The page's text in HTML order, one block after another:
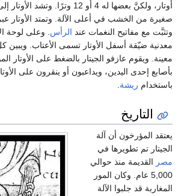
أوتار، ولكنَّ بعضها له 4 أو 12 وترًا. وتشد الأوتار إلى
في أعلى الآلة. وتمتد الأوتار عبر لوحة الأصابع
النغمات عند الرأس. وعلى لوحة الأصابع، توجد
أسفل الأوتار تسمى الأعتاب. ويبين كلُّ عتب
عازفو الجيتار بالضغط على الأوتار الموجودة خلف
اليدين، ويداعبون أو ينقرون على الأوتار باليد
ريشة.
أن آلة
تطويرها في
منذ حوالي
عام. وكان المور
جلبوا الآلة